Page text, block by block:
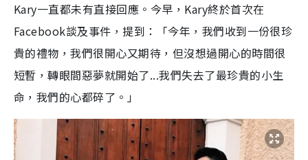
Kary一直都未有直接回應。今早，Kary終於首次在
Facebook談及事件，提到：「今年，我們收到一份很珍
貴的禮物，我們很開心又期待，但沒想過開心的時間很
短暫，轉眼間惡夢就開始了...我們失去了最珍貴的小生
命，我們的心都碎了。」